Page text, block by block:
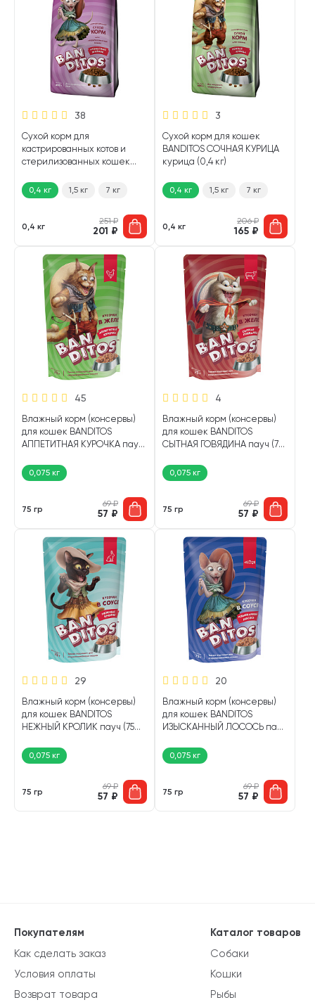
38
Сухой корм для
кастрированных котов и
стерилизованных кошек
ЯГНЕНОК ягненок (0,4 кг)
0,4 кг 1,5 кг 7 кг
0,4 кг
251₽
201 ₽
3
Сухой корм для кошек
BANDITOS СОЧНАЯ КУРИЦА
курица (0,4 кг)
0,4 кг 1,5 кг 7 кг
0,4 кг
206₽
165 ₽
45
Влажный корм (консервы)
для кошек BANDITOS
АППЕТИТНАЯ КУРОЧКА пауч
0,075 кг
75 гр
69₽
57 ₽
4
Влажный корм (консервы)
для кошек BANDITOS
СЫТНАЯ ГОВЯДИНА пауч (75
0,075 кг
75 гр
69₽
57 ₽
29
Влажный корм (консервы)
для кошек BANDITOS
НЕЖНЫЙ КРОЛИК пауч (75
0,075 кг
75 гр
69₽
57 ₽
20
Влажный корм (консервы)
для кошек BANDITOS
ИЗЫСКАННЫЙ ЛОСОСЬ пауч
0,075 кг
75 гр
69₽
57 ₽
Каталог товаров
Собаки
Кошки
Рыбы
Покупателям
Как сделать заказ
Условия оплаты
Возврат товара